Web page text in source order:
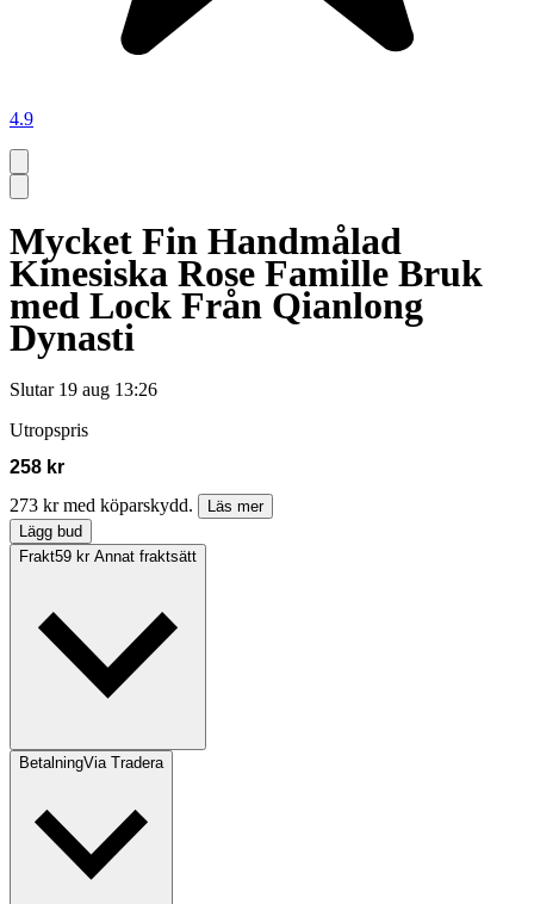
4.9
Mycket Fin Handmålad
Kinesiska Rose Famille Bruk
med Lock Från Qianlong
Dynasti
Slutar 19 aug 13:26
Utropspris
258 kr
273 kr med köparskydd.
Läs mer
Lägg bud
Frakt59 kr Annat fraktsätt
BetalningVia Tradera